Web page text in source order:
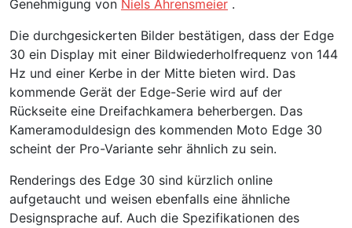
Genehmigung von Niels Ahrensmeier .
Die durchgesickerten Bilder bestätigen, dass der Edge
30 ein Display mit einer Bildwiederholfrequenz von 144
Hz und einer Kerbe in der Mitte bieten wird. Das
kommende Gerät der Edge-Serie wird auf der
Rückseite eine Dreifachkamera beherbergen. Das
Kameramoduldesign des kommenden Moto Edge 30
scheint der Pro-Variante sehr ähnlich zu sein.
Renderings des Edge 30 sind kürzlich online
aufgetaucht und weisen ebenfalls eine ähnliche
Designsprache auf. Auch die Spezifikationen des